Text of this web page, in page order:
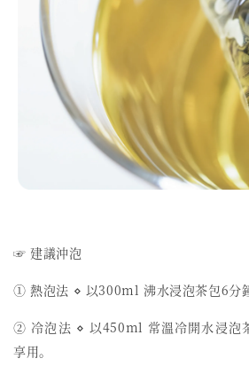
☞ 建議沖泡
① 熱泡法 ⋄ 以300ml 沸水浸泡茶包6分
② 冷泡法 ⋄ 以450ml 常溫冷開水浸泡
享用。